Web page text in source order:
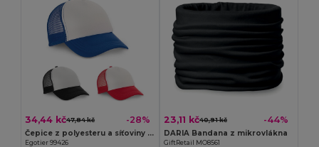
34,44 kč47,84 kč -28%
Čepice z polyesteru a síťoviny (150 g/m²)
Egotier 99426
23,11 kč40,91 kč -44%
DARIA Bandana z mikrovlákna
GiftRetail MO8561